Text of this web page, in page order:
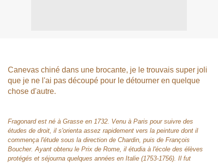
Canevas chiné dans une brocante, je le trouvais super joli
que je ne l'ai pas découpé pour le détourner en quelque
chose d'autre.
Fragonard est né à Grasse en 1732. Venu à Paris pour suivre des
études de droit, il s'orienta assez rapidement vers la peinture dont il
commença l'étude sous la direction de Chardin, puis de François
Boucher. Ayant obtenu le Prix de Rome, il étudia à l'école des élèves
protégés et séjourna quelques années en Italie (1753-1756). Il fut